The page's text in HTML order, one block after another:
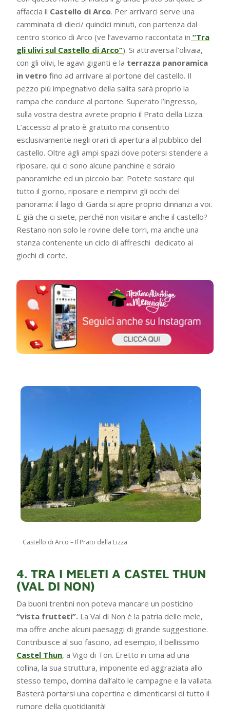
affaccia il Castello di Arco. Per arrivarci serve una
camminata di dieci/ quindici minuti, con partenza dal
centro storico di Arco (ve l’avevamo raccontata in “Tra
gli ulivi sul Castello di Arco”). Si attraversa l’olivaia,
con gli olivi, le agavi giganti e la terrazza panoramica
in vetro fino ad arrivare al portone del castello. Il
pezzo più impegnativo della salita sarà proprio la
rampa che conduce al portone. Superato l’ingresso,
sulla vostra destra avrete proprio il Prato della Lizza.
L’accesso al prato è gratuito ma consentito
esclusivamente negli orari di apertura al pubblico del
castello. Oltre agli ampi spazi dove potersi stendere a
riposare, qui ci sono alcune panchine e sdraio
panoramiche ed un piccolo bar. Potete sostare qui
tutto il giorno, riposare e riempirvi gli occhi del
panorama: il lago di Garda si apre proprio dinnanzi a voi.
E già che ci siete, perché non visitare anche il castello?
Restano non solo le rovine delle torri, ma anche una
stanza contenente un ciclo di affreschi dedicato ai
giochi di corte.
Castello di Arco – Il Prato della Lizza
4. TRA I MELETI A CASTEL THUN
(VAL DI NON)
Da buoni trentini non poteva mancare un posticino
“vista frutteti”. La Val di Non è la patria delle mele,
ma offre anche alcuni paesaggi di grande suggestione.
Contribuisce al suo fascino, ad esempio, il bellissimo
Castel Thun, a Vigo di Ton. Eretto in cima ad una
collina, la sua struttura, imponente ed aggraziata allo
stesso tempo, domina dall’alto le campagne e la vallata.
Basterà portarsi una copertina e dimenticarsi di tutto il
rumore della quotidianità!